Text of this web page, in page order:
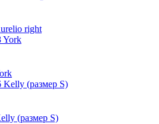
right
(размер S)